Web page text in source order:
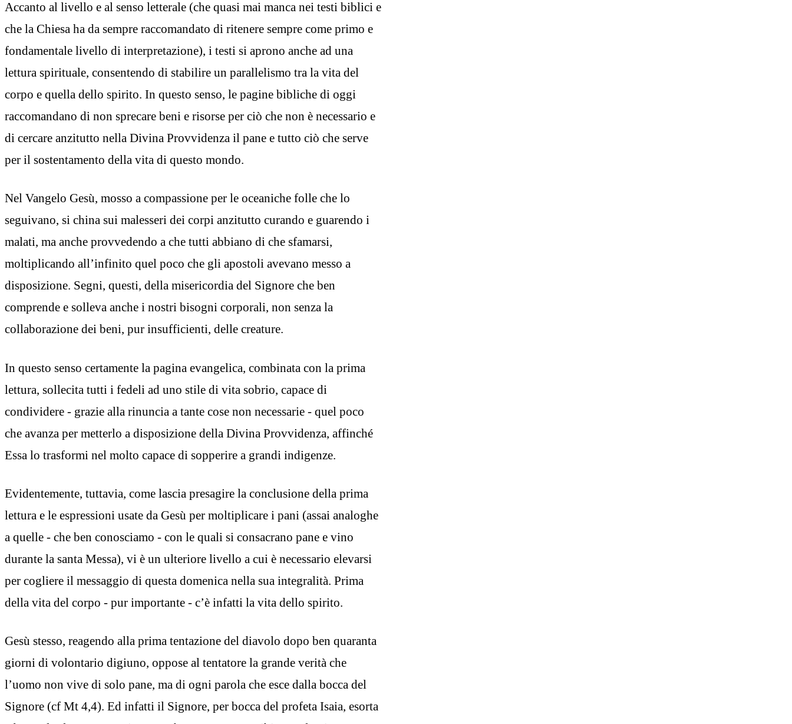
Accanto al livello e al senso letterale (che quasi mai manca nei testi biblici e
che la Chiesa ha da sempre raccomandato di ritenere sempre come primo e
fondamentale livello di interpretazione), i testi si aprono anche ad una
lettura spirituale, consentendo di stabilire un parallelismo tra la vita del
corpo e quella dello spirito. In questo senso, le pagine bibliche di oggi
raccomandano di non sprecare beni e risorse per ciò che non è necessario e
di cercare anzitutto nella Divina Provvidenza il pane e tutto ciò che serve
per il sostentamento della vita di questo mondo.
Nel Vangelo Gesù, mosso a compassione per le oceaniche folle che lo
seguivano, si china sui malesseri dei corpi anzitutto curando e guarendo i
malati, ma anche provvedendo a che tutti abbiano di che sfamarsi,
moltiplicando all’infinito quel poco che gli apostoli avevano messo a
disposizione. Segni, questi, della misericordia del Signore che ben
comprende e solleva anche i nostri bisogni corporali, non senza la
collaborazione dei beni, pur insufficienti, delle creature.
In questo senso certamente la pagina evangelica, combinata con la prima
lettura, sollecita tutti i fedeli ad uno stile di vita sobrio, capace di
condividere - grazie alla rinuncia a tante cose non necessarie - quel poco
che avanza per metterlo a disposizione della Divina Provvidenza, affinché
Essa lo trasformi nel molto capace di sopperire a grandi indigenze.
Evidentemente, tuttavia, come lascia presagire la conclusione della prima
lettura e le espressioni usate da Gesù per moltiplicare i pani (assai analoghe
a quelle - che ben conosciamo - con le quali si consacrano pane e vino
durante la santa Messa), vi è un ulteriore livello a cui è necessario elevarsi
per cogliere il messaggio di questa domenica nella sua integralità. Prima
della vita del corpo - pur importante - c’è infatti la vita dello spirito.
Gesù stesso, reagendo alla prima tentazione del diavolo dopo ben quaranta
giorni di volontario digiuno, oppose al tentatore la grande verità che
l’uomo non vive di solo pane, ma di ogni parola che esce dalla bocca del
Signore (cf Mt 4,4). Ed infatti il Signore, per bocca del profeta Isaia, esorta